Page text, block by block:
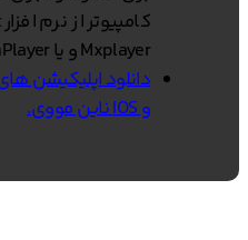
Mxplayer و یا KmPlayer استفاده کنید.
و IOS ناین مووی.